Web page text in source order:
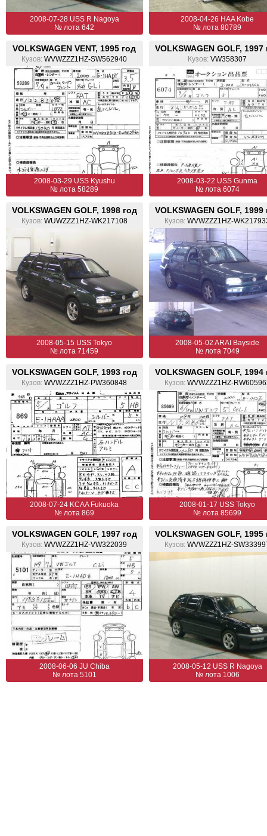
2008-07-28 USS R Nagoya
№ лота 642
2008-04-26 HAA Kobe
№ лота 80789
VOLKSWAGEN VENT, 1995 год
Кузов: WVWZZZ1HZ-SW562940
2008-03-29 USS Kyushu
№ лота 58289
VOLKSWAGEN GOLF, 1997
Кузов: VW358307
2008-03-22 USS Gunma
№ лота 6074
VOLKSWAGEN GOLF, 1998 год
Кузов: WUWZZZ1HZ-WK217108
2008-05-15 USS Tokyo
№ лота 71459
VOLKSWAGEN GOLF, 1999
Кузов: WVWZZZ1HZ-
2008-05-02 ARAI Bayside
№ лота 7049
VOLKSWAGEN GOLF, 1993 год
Кузов: WVWZZZ1HZ-PW360848
2008-07-24 KCAA Fukuoka
№ лота 869
VOLKSWAGEN GOLF, 1994
Кузов: WVWZZZ1HZ-
2008-01-17 USS Tokyo
№ лота 85699
VOLKSWAGEN GOLF, 1997 год
Кузов: WVWZZZ1HZ-VW322039
2008-06-06 JU Chiba
№ лота 5101
VOLKSWAGEN GOLF, 1995
Кузов: WVWZZZ1HZ-
2008-05-12 USS R Nagoya
№ лота 1006